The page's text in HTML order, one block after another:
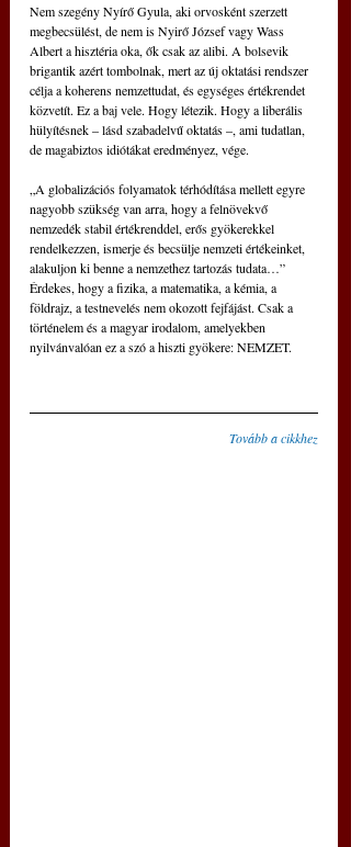
Nem szegény Nyírő Gyula, aki orvosként szerzett
megbecsülést, de nem is Nyirő József vagy Wass
Albert a hisztéria oka, ők csak az alibi. A bolsevik
brigantik azért tombolnak, mert az új oktatási rendszer
célja a koherens nemzettudat, és egységes értékrendet
közvetít. Ez a baj vele. Hogy létezik. Hogy a liberális
hülyítésnek – lásd szabadelvű oktatás –, ami tudatlan,
de magabiztos idiótákat eredményez, vége.
„A globalizációs folyamatok térhódítása mellett egyre
nagyobb szükség van arra, hogy a felnövekvő
nemzedék stabil értékrenddel, erős gyökerekkel
rendelkezzen, ismerje és becsülje nemzeti értékeinket,
alakuljon ki benne a nemzethez tartozás tudata…”
Érdekes, hogy a fizika, a matematika, a kémia, a
földrajz, a testnevelés nem okozott fejfájást. Csak a
történelem és a magyar irodalom, amelyekben
nyilvánvalóan ez a szó a hiszti gyökere: NEMZET.
Tovább a cikkhez